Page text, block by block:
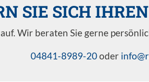
SIE SICH
Wir beraten Sie gerne
04841-8989-20oder